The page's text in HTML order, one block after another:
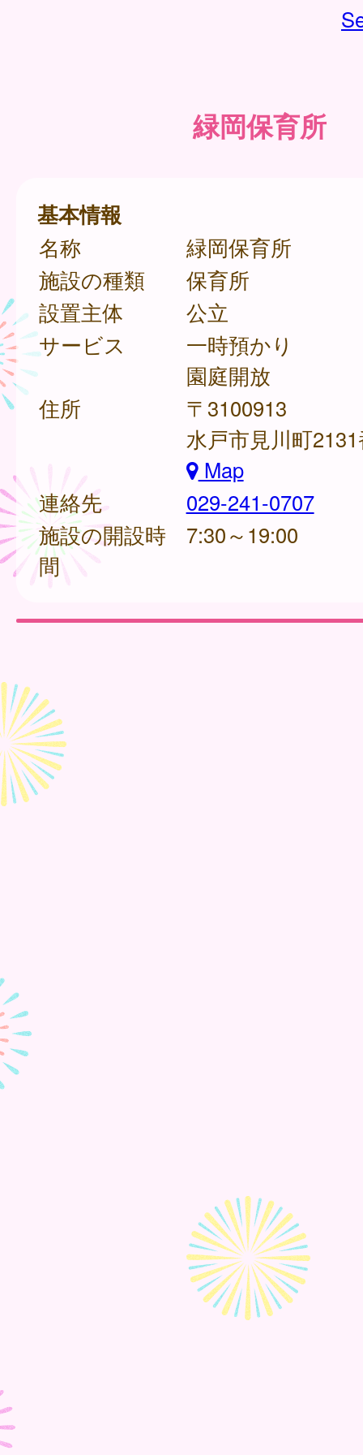
緑岡保育所
基本情報
名称
緑岡保育所
施設の種類
保育所
設置主体
公立
サービス
一時預かり
園庭開放
住所
〒3100913
水戸市見川町
Map
連絡先
029-241-0707
施設の開設時
間
7:30～19:00